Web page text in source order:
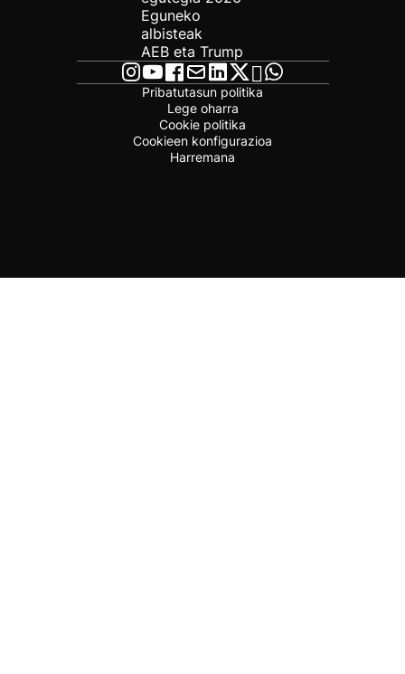
Eguneko
albisteak
AEB eta Trump
Pribatutasun politika
Lege oharra
Cookie politika
Cookieen konfigurazioa
Harremana